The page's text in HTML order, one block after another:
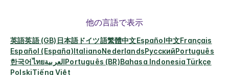
他の言語で表示
英語英語 (GB) 日本語 ドイツ語繁體中文Español中文Français
Español (España)ItalianoNederlandsРусскийPortuguês
한국어ไทยالعربيةPortuguês (BR)Bahasa IndonesiaTürkçe
PolskiTiếng Việt